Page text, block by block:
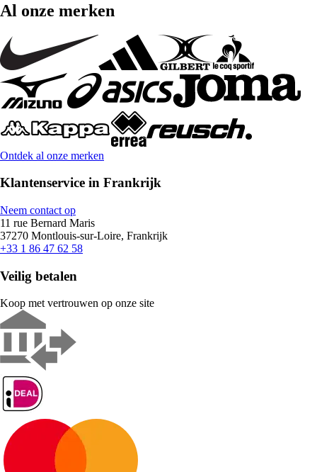
Al onze merken
Ontdek al onze merken
Klantenservice in Frankrijk
Neem contact op
11 rue Bernard Maris
37270 Montlouis-sur-Loire, Frankrijk
+33 1 86 47 62 58
Veilig betalen
Koop met vertrouwen op onze site